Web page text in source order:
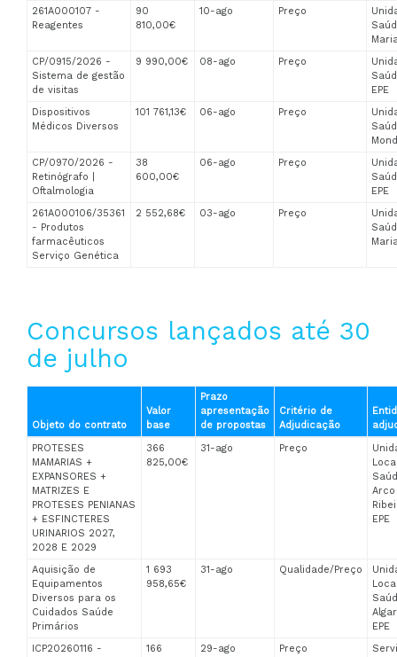
261A000107 -
Reagentes
90
810,00€
10-ago Preço
CP/0915/2026 -
Sistema de gestão
de visitas
9 990,00€ 08-ago Preço
EPE
Dispositivos
Médicos Diversos
101 761,13€ 06-ago Preço
CP/0970/2026 -
Retinógrafo |
Oftalmologia
38
600,00€
06-ago Preço
EPE
261A000106/35361
- Produtos
farmacêuticos
Serviço Genética
2 552,68€ 03-ago Preço
Concursos lançados até 30
de julho
Objeto do contrato
Valor
base
Prazo
apresentação
de propostas
Critério de
Adjudicação
PROTESES
MAMARIAS +
EXPANSORES +
MATRIZES E
PROTESES PENIANAS
+ ESFINCTERES
URINARIOS 2027,
2028 E 2029
366
825,00€
31-ago Preço
Arco
EPE
Aquisição de
Equipamentos
Diversos para os
Cuidados Saúde
Primários
1 693
958,65€
31-ago Qualidade/Preço
EPE
ICP20260116 -
166
29-ago Preço